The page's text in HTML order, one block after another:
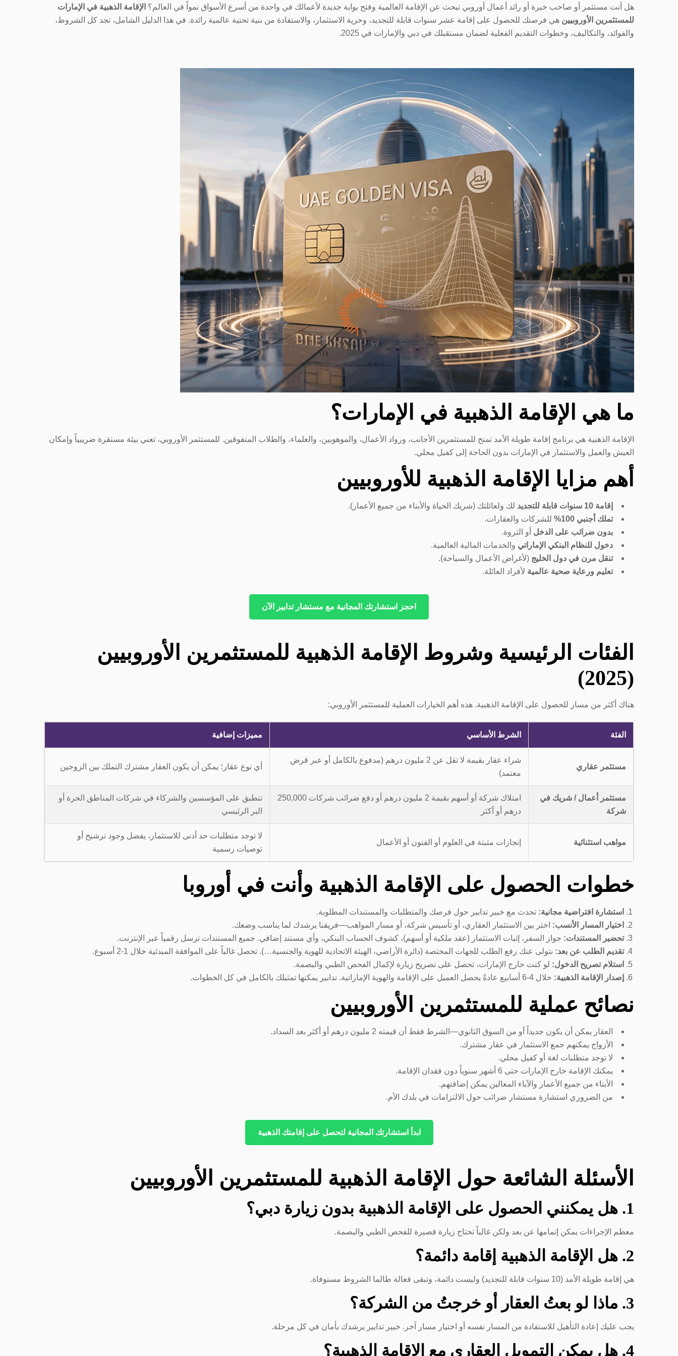
هل أنت مستثمر أو صاحب خبرة أو رائد أعمال أوروبي تبحث عن الإقامة العالمية وفتح بوابة جديدة لأعمالك في واحدة من أسرع الأسواق نمواً في العالم؟ الإقامة الذهبية في الإمارات
للمستثمرين الأوروبيين هي فرصتك للحصول على إقامة عشر سنوات قابلة للتجديد، وحرية الاستثمار، والاستفادة من بنية تحتية عالمية رائدة. في هذا الدليل الشامل، تجد كل الشروط،
والفوائد، والتكاليف، وخطوات التقديم الفعلية لضمان مستقبلك في دبي والإمارات في 2025.
ما هي الإقامة الذهبية في الإمارات؟
الإقامة الذهبية هي برنامج إقامة طويلة الأمد تمنح للمستثمرين الأجانب، ورواد الأعمال، والموهوبين، والعلماء، والطلاب المتفوقين. للمستثمر الأوروبي، تعني بيئة مستقرة ضريبياً وإمكان
العيش والعمل والاستثمار في الإمارات بدون الحاجة إلى كفيل محلي.
أهم مزايا الإقامة الذهبية للأوروبيين
إقامة 10 سنوات قابلة للتجديد
لك ولعائلتك (شريك الحياة والأبناء من جميع الأعمار).
تملك أجنبي 100%
للشركات والعقارات.
بدون ضرائب على الدخل أو الثروة.
دخول للنظام البنكي الإماراتي والخدمات المالية العالمية.
تنقل مرن في دول الخليج (لأغراض الأعمال والسياحة).
تعليم ورعاية صحية عالمية لأفراد العائلة.
احجز استشارتك المجانية مع مستشار تدابير الآن
الفئات الرئيسية وشروط الإقامة الذهبية للمستثمرين الأوروبيين
(2025)
هناك أكثر من مسار للحصول على الإقامة الذهبية. هذه أهم الخيارات العملية للمستثمر الأوروبي:
الفئة الشرط الأساسي مميزات إضافية
مستثمر عقاري
شراء عقار بقيمة لا تقل عن 2 مليون درهم (مدفوع بالكامل أو عبر قرض
معتمد)
أي نوع عقار؛ يمكن أن يكون العقار مشترك التملك بين الزوجين
مستثمر أعمال / شريك في
شركة
امتلاك شركة أو أسهم بقيمة 2 مليون درهم أو دفع ضرائب شركات 250,000
درهم أو أكثر
تنطبق على المؤسسين والشركاء في شركات المناطق الحرة أو
البر الرئيسي
مواهب استثنائية إنجازات مثبتة في العلوم أو الفنون أو الأعمال
لا توجد متطلبات حد أدنى للاستثمار، يفضل وجود ترشيح أو
توصيات رسمية
خطوات الحصول على الإقامة الذهبية وأنت في أوروبا
استشارة افتراضية مجانية: تحدث مع خبير تدابير حول فرصك والمتطلبات والمستندات المطلوبة.
اختيار المسار الأنسب: اختر بين الاستثمار العقاري، أو تأسيس شركة، أو مسار المواهب—فريقنا يرشدك لما يناسب وضعك.
تحضير المستندات: جواز السفر، إثبات الاستثمار (عقد ملكية أو أسهم)، كشوف الحساب البنكي، وأي مستند إضافي. جميع المستندات ترسل رقمياً عبر الإنترنت.
تقديم الطلب عن بعد: نتولى عنك رفع الطلب للجهات المختصة (دائرة الأراضي، الهيئة الاتحادية للهوية والجنسية…). تحصل غالباً على الموافقة المبدئية خلال 1-2 أسبوع.
استلام تصريح الدخول: لو كنت خارج الإمارات، تحصل على تصريح زيارة لإكمال الفحص الطبي والبصمة.
إصدار الإقامة الذهبية: خلال 4-6 أسابيع عادةً يحصل العميل على الإقامة والهوية الإماراتية. تدابير يمكنها تمثيلك بالكامل في كل الخطوات.
نصائح عملية للمستثمرين الأوروبيين
العقار يمكن أن يكون جديداً أو من السوق الثانوي—الشرط فقط أن قيمته 2 مليون درهم أو أكثر بعد السداد.
الأزواج يمكنهم جمع الاستثمار في عقار مشترك.
لا توجد متطلبات لغة أو كفيل محلي.
يمكنك الإقامة خارج الإمارات حتى 6 أشهر سنوياً دون فقدان الإقامة.
الأبناء من جميع الأعمار والآباء المعالين يمكن إضافتهم.
من الضروري استشارة مستشار ضرائب حول الالتزامات في بلدك الأم.
ابدأ استشارتك المجانية لتحصل على إقامتك الذهبية
الأسئلة الشائعة حول الإقامة الذهبية للمستثمرين الأوروبيين
1. هل يمكنني الحصول على الإقامة الذهبية بدون زيارة دبي؟
معظم الإجراءات يمكن إتمامها عن بعد ولكن غالباً تحتاج زيارة قصيرة للفحص الطبي والبصمة.
2. هل الإقامة الذهبية إقامة دائمة؟
هي إقامة طويلة الأمد (10 سنوات قابلة للتجديد) وليست دائمة، وتبقى فعالة طالما الشروط مستوفاة.
3. ماذا لو بعتُ العقار أو خرجتُ من الشركة؟
يجب عليك إعادة التأهيل للاستفادة من المسار نفسه أو اختيار مسار آخر. خبير تدابير يرشدك بأمان في كل مرحلة.
4. هل يمكن التمويل العقاري مع الإقامة الذهبية؟